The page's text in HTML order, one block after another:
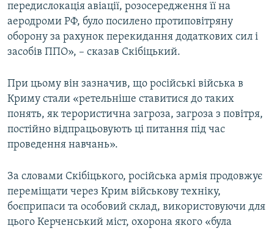
передислокація авіації, розосередження її на
аеродроми РФ, було посилено протиповітряну
оборону за рахунок перекидання додаткових сил і
засобів ППО», – сказав Скібіцький.
При цьому він зазначив, що російські війська в
Криму стали «ретельніше ставитися до таких
понять, як терористична загроза, загроза з повітря,
постійно відпрацьовують ці питання під час
проведення навчань».
За словами Скібіцького, російська армія продовжує
переміщати через Крим військову техніку,
боєприпаси та особовий склад, використовуючи для
цього Керченський міст, охорона якого «була